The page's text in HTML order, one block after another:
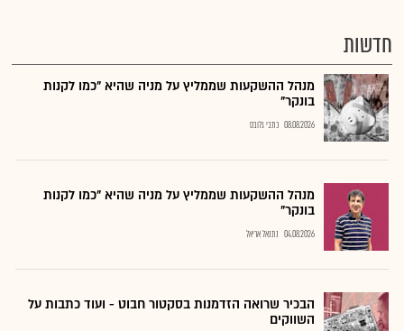
חדשות
מנהל ההשקעות שממליץ על מניה שהיא "כמו לקנות
בונקר"
08.08.2026 כתבי גלובס
מנהל ההשקעות שממליץ על מניה שהיא "כמו לקנות
בונקר"
04.08.2026 נתנאל אריאל
הבכיר שרואה הזדמנות בסקטור חבוט - ועוד כתבות על
השווקים